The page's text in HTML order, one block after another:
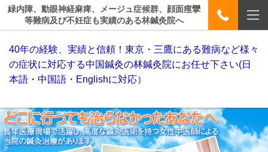
緑内障、動眼神経麻痺、メージュ症候群、顔面痙攣
等難病及び不妊症も実績のある林鍼灸院へ
40年の経験、実績と信頼！東京・三鷹にある難病など様々
の症状に対応する中国鍼灸の林鍼灸院にお任せ下さい(日
本語・中国語・Englishに対応）